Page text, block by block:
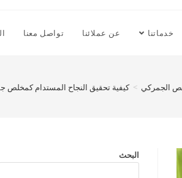
خدماتنا عن عملائنا تواصل معنا
الجمركي > كيفية تحقيق النجاح المستدام كمخلص
البحث